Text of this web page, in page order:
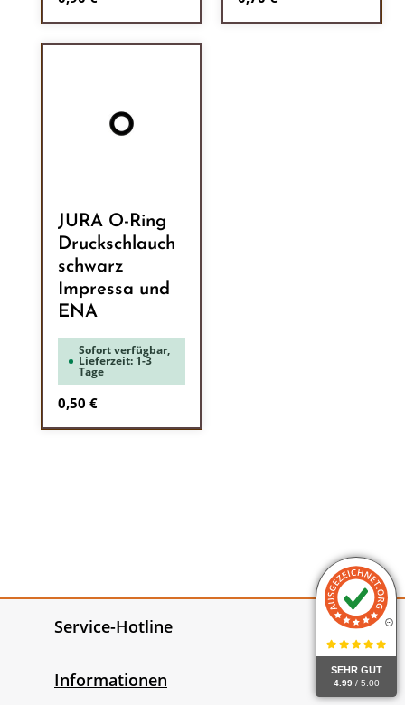
SEHR GUT
4.99 / 5.00
JURA O-Ring
Druckschlauch
schwarz
Impressa und
ENA
Sofort verfügbar,
Lieferzeit: 1-3
Tage
Regulärer Preis:
0,50 €
Service-Hotline
Informationen